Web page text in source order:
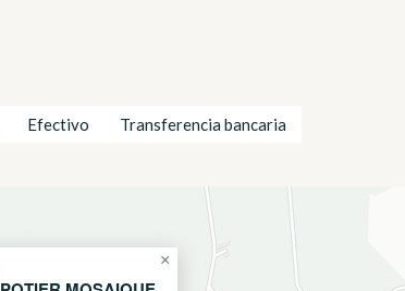
Efectivo Transferencia bancaria
×